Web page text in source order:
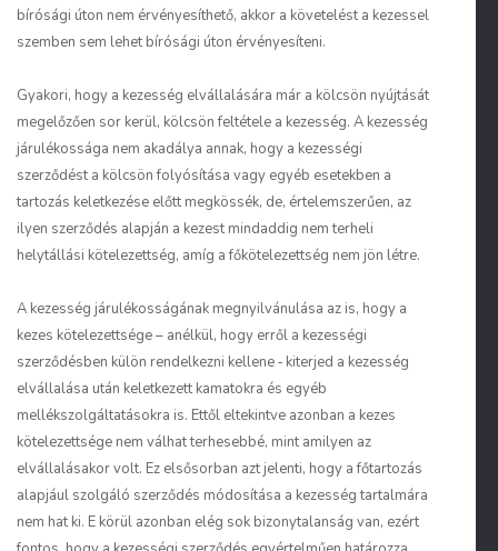
bírósági úton nem érvényesíthető, akkor a követelést a kezessel
szemben sem lehet bírósági úton érvényesíteni.
Gyakori, hogy a kezesség elvállalására már a kölcsön nyújtását
megelőzően sor kerül, kölcsön feltétele a kezesség. A kezesség
járulékossága nem akadálya annak, hogy a kezességi
szerződést a kölcsön folyósítása vagy egyéb esetekben a
tartozás keletkezése előtt megkössék, de, értelemszerűen, az
ilyen szerződés alapján a kezest mindaddig nem terheli
helytállási kötelezettség, amíg a főkötelezettség nem jön létre.
A kezesség járulékosságának megnyilvánulása az is, hogy a
kezes kötelezettsége – anélkül, hogy erről a kezességi
szerződésben külön rendelkezni kellene ‑ kiterjed a kezesség
elvállalása után keletkezett kamatokra és egyéb
mellékszolgáltatásokra is. Ettől eltekintve azonban a kezes
kötelezettsége nem válhat terhesebbé, mint amilyen az
elvállalásakor volt. Ez elsősorban azt jelenti, hogy a főtartozás
alapjául szolgáló szerződés módosítása a kezesség tartalmára
nem hat ki. E körül azonban elég sok bizonytalanság van, ezért